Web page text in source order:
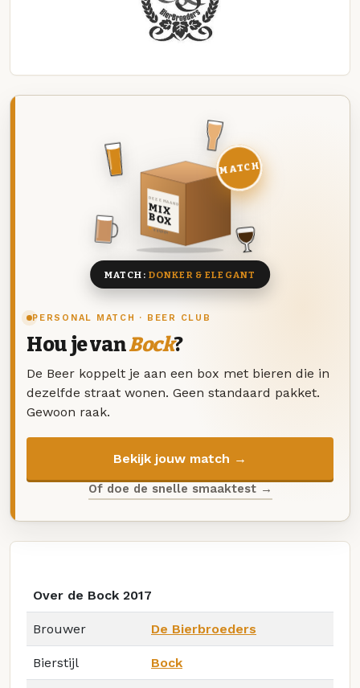
PERSONAL MATCH · BEER CLUB
Hou je vanBock?
De Beer koppelt je aan een box met bieren die in
dezelfde straat wonen. Geen standaard pakket.
Gewoon raak.
Bekijk jouw match →
Of doe de snelle smaaktest →
DEZE MAAND
MIX
BOX
8 BIEREN
MATCH
MATCH: DONKER & ELEGANT
Over de Bock 2017
Brouwer De Bierbroeders
Bierstijl Bock